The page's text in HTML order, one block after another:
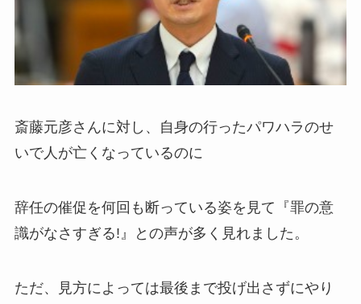
斎藤元彦さんに対し、自身の行ったパワハラのせ
いで人が亡くなっているのに
辞任の催促を何回も断っている姿を見て『罪の意
識がなさすぎる!』との声が多く見れました。
ただ、見方によっては最後まで投げ出さずにやり